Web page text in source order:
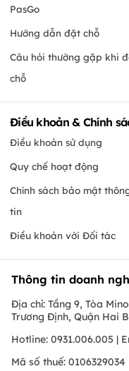
PasGo
Hướng dẫn đặt chỗ
Câu hỏi thường gặp khi
chỗ
Điều khoản & Chính
Điều khoản sử dụng
Quy chế hoạt động
Chính sách bảo mật
tin
Điều khoản với Đối tác
Thông tin doanh
Địa chỉ: Tầng 9, Tòa
Trương Định, Quận Hai
Hotline: 0931.006.005 |
Mã số thuế: 0106329034